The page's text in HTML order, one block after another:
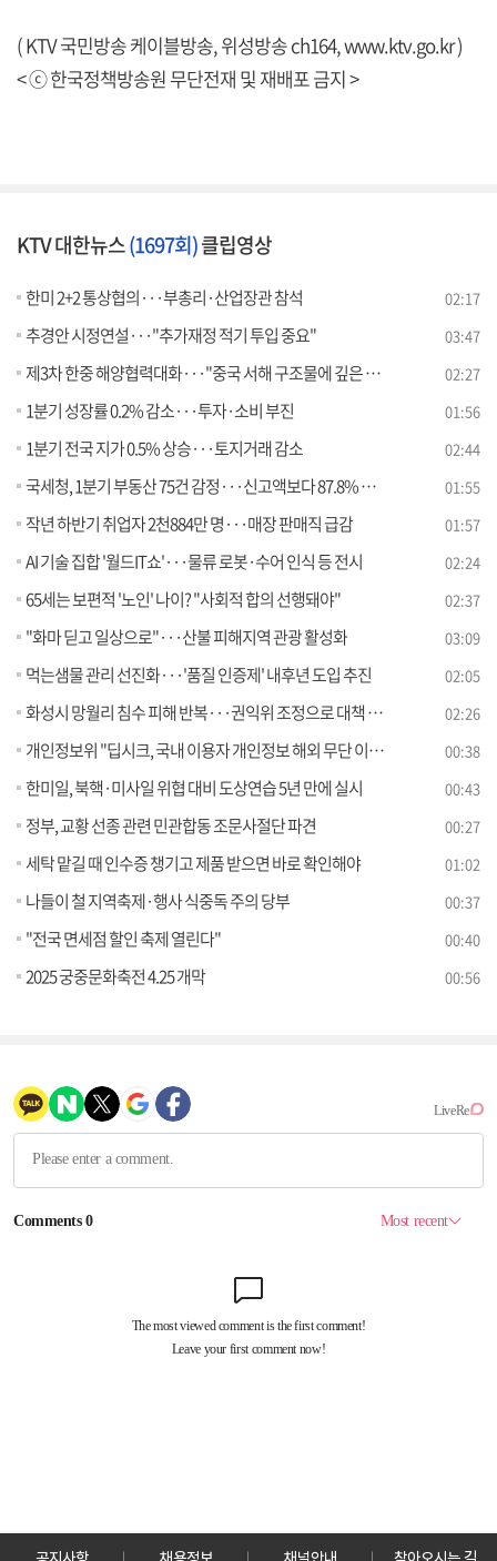
( KTV 국민방송 케이블방송, 위성방송 ch164,www.ktv.go.kr)
< ⓒ 한국정책방송원 무단전재 및 재배포 금지 >
KTV 대한뉴스(1697회)클립영상
한미 2+2 통상협의···부총리·산업장관 참석 02:17
추경안 시정연설···"추가재정 적기 투입 중요" 03:47
제3차 한중 해양협력대화···"중국 서해 구조물에 깊은 우려" 02:27
1분기 성장률 0.2% 감소···투자·소비 부진 01:56
1분기 전국 지가 0.5% 상승···토지거래 감소 02:44
국세청, 1분기 부동산 75건 감정···신고액보다 87.8% 높게 평가 01:55
작년 하반기 취업자 2천884만 명···매장 판매직 급감 01:57
AI 기술 집합 '월드IT쇼'···물류 로봇·수어 인식 등 전시 02:24
65세는 보편적 '노인' 나이? "사회적 합의 선행돼야" 02:37
"화마 딛고 일상으로"···산불 피해지역 관광 활성화 03:09
먹는샘물 관리 선진화···'품질 인증제' 내후년 도입 추진 02:05
화성시 망월리 침수 피해 반복···권익위 조정으로 대책 마련 02:26
개인정보위 "딥시크, 국내 이용자 개인정보 해외 무단 이전" 00:38
한미일, 북핵·미사일 위협 대비 도상연습 5년 만에 실시 00:43
정부, 교황 선종 관련 민관합동 조문사절단 파견 00:27
세탁 맡길 때 인수증 챙기고 제품 받으면 바로 확인해야 01:02
나들이 철 지역축제·행사 식중독 주의 당부 00:37
"전국 면세점 할인 축제 열린다" 00:40
2025 궁중문화축전 4.25 개막 00:56